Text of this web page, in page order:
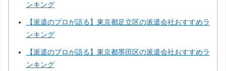
ンキング
【派遣のプロが語る】東京都足立区の派遣会社おすすめラ
ンキング
【派遣のプロが語る】東京都墨田区の派遣会社おすすめラ
ンキング